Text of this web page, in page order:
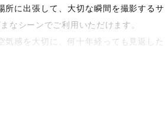
に出張して、大切な瞬間を撮影するサ
なシーンでご利用いただけます。
感を大切に、何十年経っても見返した